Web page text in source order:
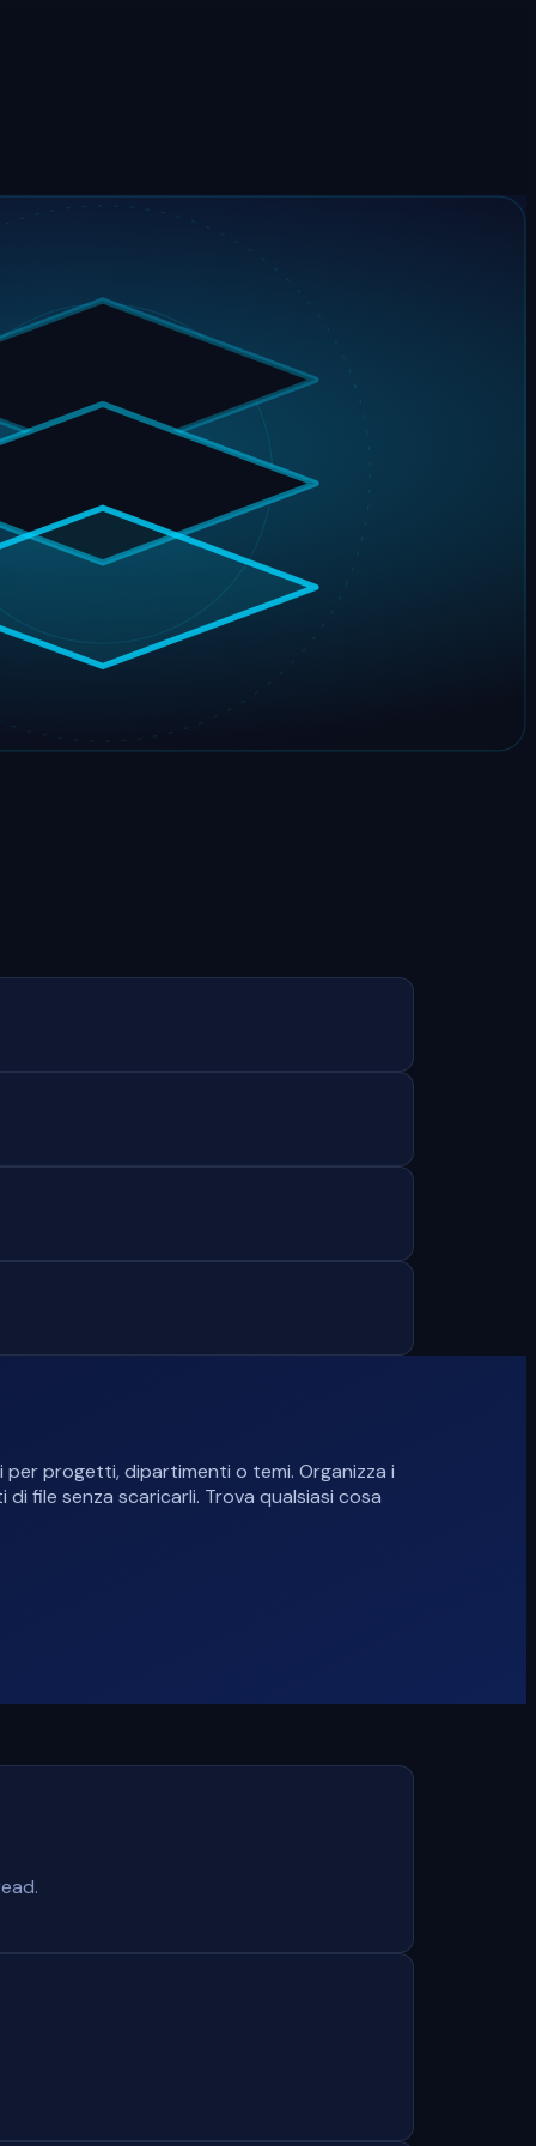
progetti, dipartimenti o temi. Organizza i
file senza scaricarli. Trova qualsiasi cosa